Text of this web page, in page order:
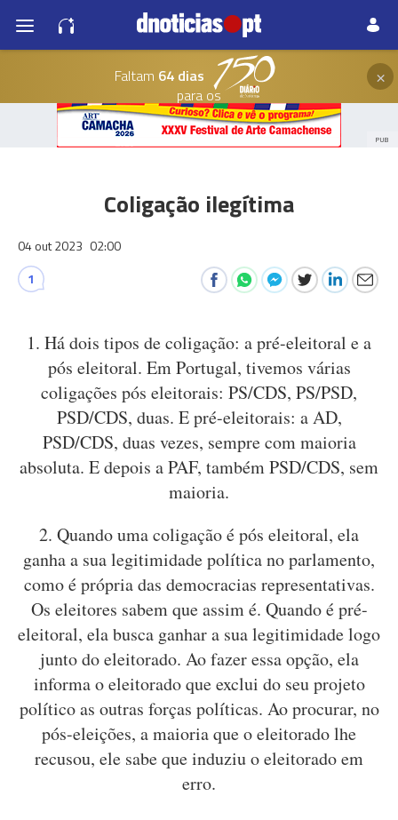
Faltam 64 dias
para os
×
PUB
Coligação ilegítima
04 out 2023 02:00
1
1. Há dois tipos de coligação: a pré-eleitoral e a
pós eleitoral. Em Portugal, tivemos várias
coligações pós eleitorais: PS/CDS, PS/PSD,
PSD/CDS, duas. E pré-eleitorais: a AD,
PSD/CDS, duas vezes, sempre com maioria
absoluta. E depois a PAF, também PSD/CDS, sem
maioria.
2. Quando uma coligação é pós eleitoral, ela
ganha a sua legitimidade política no parlamento,
como é própria das democracias representativas.
Os eleitores sabem que assim é. Quando é pré-
eleitoral, ela busca ganhar a sua legitimidade logo
junto do eleitorado. Ao fazer essa opção, ela
informa o eleitorado que exclui do seu projeto
político as outras forças políticas. Ao procurar, no
pós-eleições, a maioria que o eleitorado lhe
recusou, ele sabe que induziu o eleitorado em
erro.